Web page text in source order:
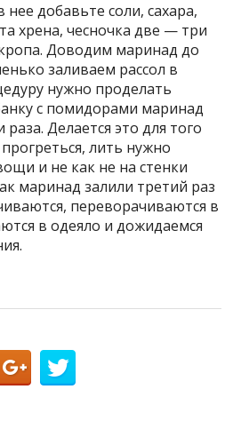
добавьте соли, сахара,
хрена, чесночка две — три
Доводим маринад до
заливаем рассол в
нужно проделать
с помидорами маринад
Делается это для того
лить нужно
и не как не на стенки
маринад залили третий раз
переворачиваются в
в одеяло и дожидаемся